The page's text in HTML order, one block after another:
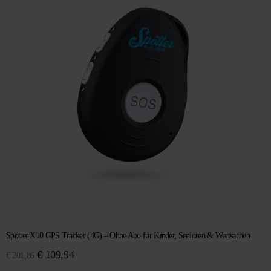
Spotter X10 GPS Tracker (4G) – Ohne Abo für Kinder, Senioren & Wertsachen
€ 201,86 Ursprünglicher
€ 109,94Aktueller